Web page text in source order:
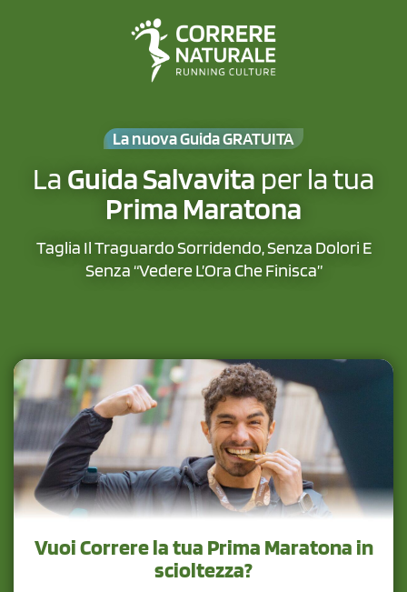
La nuova Guida GRATUITA
La Guida Salvavita per la tua
Prima Maratona
Taglia Il Traguardo Sorridendo, Senza Dolori E
Senza “Vedere L’Ora Che Finisca”
Vuoi Correre la tua Prima Maratona in
scioltezza?